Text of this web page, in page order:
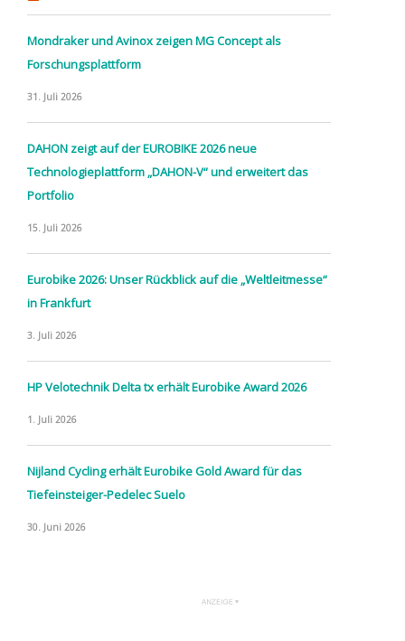
Mondraker und Avinox zeigen MG Concept als
Forschungsplattform
31. Juli 2026
DAHON zeigt auf der EUROBIKE 2026 neue
Technologieplattform „DAHON-V“ und erweitert das
Portfolio
15. Juli 2026
Eurobike 2026: Unser Rückblick auf die „Weltleitmesse“
in Frankfurt
3. Juli 2026
HP Velotechnik Delta tx erhält Eurobike Award 2026
1. Juli 2026
Nijland Cycling erhält Eurobike Gold Award für das
Tiefeinsteiger-Pedelec Suelo
30. Juni 2026